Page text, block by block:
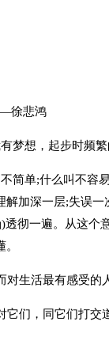
徐悲鸿
想，起步时频繁
单;什么叫不容
加深一层;失误一
彻一遍。从这个
对生活最有感受
们，同它们打交